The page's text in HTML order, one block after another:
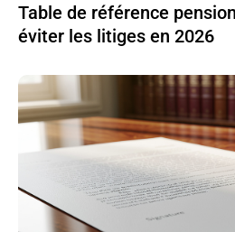
Table de référence
éviter les litiges en 2026